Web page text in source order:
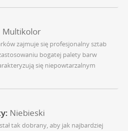
Multikolor
zajmuje się profesjonalny sztab
bogatej palety barw
się niepowtarzalnym
Niebieski
tak dobrany, aby jak najbardziej